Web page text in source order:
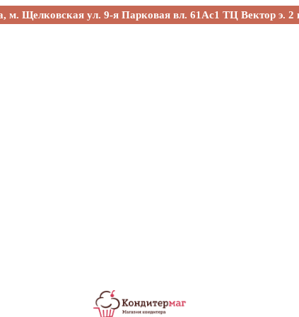
м. Щелковская ул. 9-я Парковая вл. 61Ас1 ТЦ Вектор э. 2